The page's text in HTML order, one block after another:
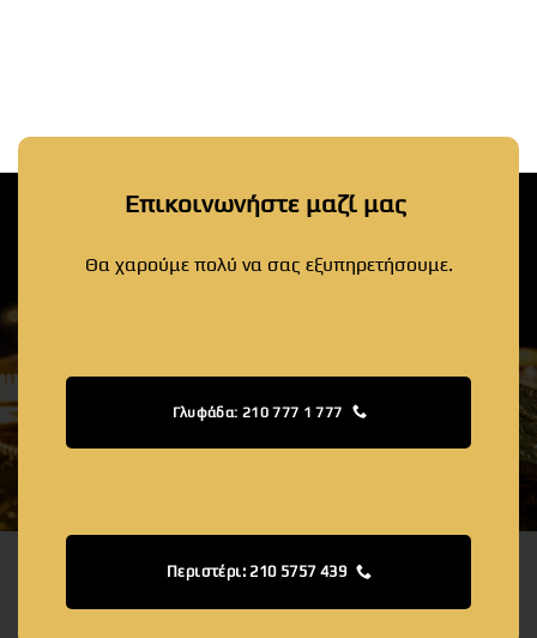
Επικοινωνήστε μαζί μας
Θα χαρούμε πολύ να σας εξυπηρετήσουμε.
Γλυφάδα: 210 777 1 777
Περιστέρι: 210 5757 439